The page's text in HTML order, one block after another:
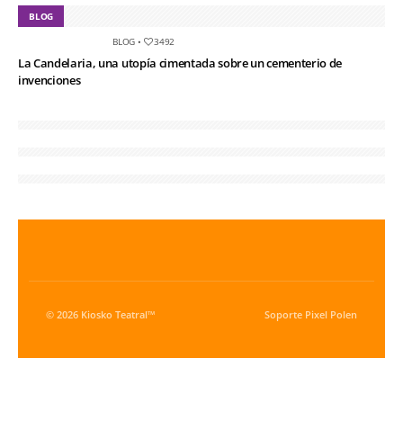
BLOG
BLOG • 3492
La Candelaria, una utopía cimentada sobre un cementerio de
invenciones
© 2026 Kiosko Teatral™ Soporte Pixel Polen